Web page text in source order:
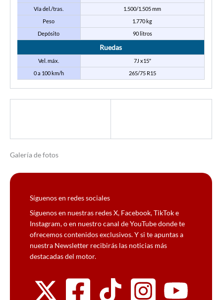
Vía del./tras.
1.500/1.505 mm
Peso
1.770 kg
Depósito
90 litros
Ruedas
Vel. máx.
7J x15″
0 a 100 km/h
265/75 R15
Galería de fotos
Síguenos en redes sociales
Síguenos en nuestras redes X, Facebook, TikTok e
Instagram, o en nuestro canal de YouTube donde te
ofrecemos contenidos exclusivos. Y si te apuntas a
nuestra Newsletter recibirás las noticias más
destacadas del motor.